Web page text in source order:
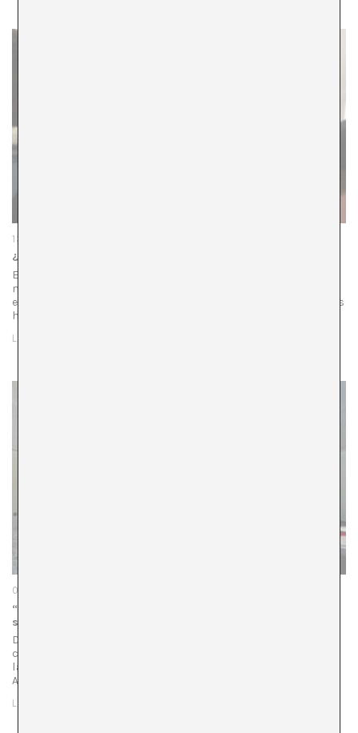
13/02/25
¿Visibilizar para que algo cambie?
El ecosistema del arte tiene un equilibrio frágil que, al
mismo tiempo, es una estrategia de supervivencia. Es un
equilibrio basado en gran medida en la solidaridad. Esto nos
hace…
LEER MÁS
06/02/25
“Conciliación Cultural” para un estatuto del artista real y
sostenible
Desde los movimientos asociativo de artistas
contemporáneos de España llevamos años trabajando en
la mejora de la situación de los artistas. En 1977 la
Asociación Sindical de artistas plásticos ya…
LEER MÁS